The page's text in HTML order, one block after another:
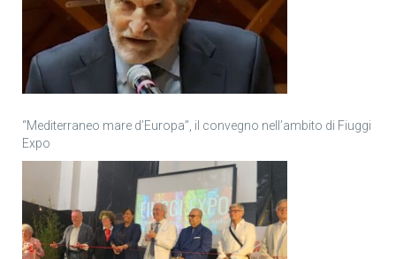
“Mediterraneo mare d’Europa”, il convegno nell’ambito di Fiuggi
Expo